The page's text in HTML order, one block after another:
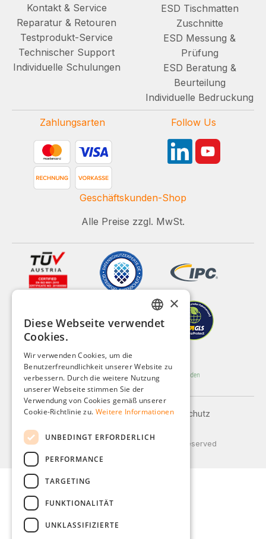
Kontakt & Service
Reparatur & Retouren
Testprodukt-Service
Technischer Support
Individuelle Schulungen
ESD Tischmatten
Zuschnitte
ESD Messung &
Prüfung
ESD Beratung &
Beurteilung
Individuelle Bedruckung
Zahlungsarten Follow Us
Geschäftskunden-Shop
Alle Preise zzgl. MwSt.
Impressum AGB
Datenschutz
© 2026 Weidinger GmbH, All Rights Reserved
GERMAN
FRENCH
DUTCH
×
Diese Webseite verwendet
Cookies.
Wir verwenden Cookies, um die
Benutzerfreundlichkeit unserer Website zu
verbessern. Durch die weitere Nutzung
unserer Webseite stimmen Sie der
Verwendung von Cookies gemäß unserer
Cookie-Richtlinie zu. Weitere Informationen
UNBEDINGT ERFORDERLICH
PERFORMANCE
TARGETING
FUNKTIONALITÄT
UNKLASSIFIZIERTE